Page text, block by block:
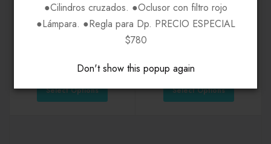
●Cilindros cruzados. ●Oclusor con filtro rojo
●Lámpara. ●Regla para Dp. PRECIO ESPECIAL
$780
Don't show this popup again
registrados.
Regístrate por
Whatsapp
Select Options
registrados.
Regístrate por
Select Options